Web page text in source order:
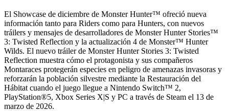
El Showcase de diciembre de Monster Hunter™ ofreció nueva
información tanto para Riders como para Hunters, con nuevos
tráilers y mensajes de desarrolladores de Monster Hunter Stories™
3: Twisted Reflection y la actualización 4 de Monster™ Hunter
Wilds. El nuevo tráiler de Monster Hunter Stories 3: Twisted
Reflection muestra cómo el protagonista y sus compañeros
Montaraces protegerán especies en peligro de amenazas invasoras y
reforzarán la población silvestre mediante la Restauración del
Hábitat cuando el juego llegue a Nintendo Switch™ 2,
PlayStation®5, Xbox Series X|S y PC a través de Steam el 13 de
marzo de 2026.